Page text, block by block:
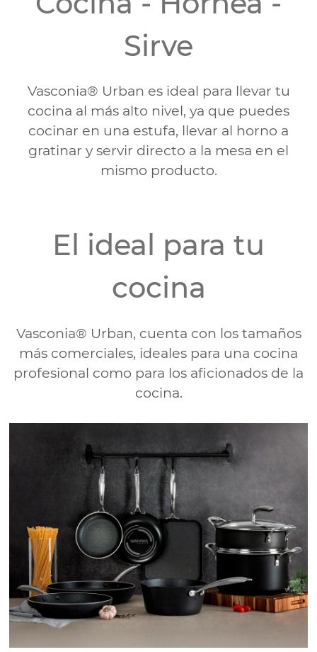
Sirve
Vasconia® Urban es ideal para llevar tu
cocina al más alto nivel, ya que puedes
cocinar en una estufa, llevar al horno a
gratinar y servir directo a la mesa en el
mismo producto.
El ideal para tu
cocina
Vasconia® Urban, cuenta con los tamaños
más comerciales, ideales para una cocina
profesional como para los aficionados de la
cocina.